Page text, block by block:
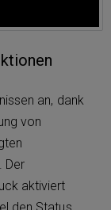
an, dank
von
Der
aktiviert